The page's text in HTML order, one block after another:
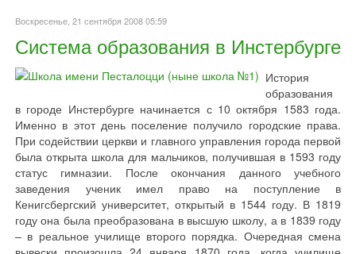
Воскресенье, 21 сентября 2008 05:59
Система образования в Инстербурге
История
образования
в городе Инстербурге начинается с 10 октября 1583 года.
Именно в этот день поселение получило городские права.
При содействии церкви и главного управления города первой
была открыта школа для мальчиков, получившая в 1593 году
статус гимназии. После окончания данного учебного
заведения ученик имел право на поступление в
Кенигсбергский университет, открытый в 1544 году. В 1819
году она была преобразована в высшую школу, а в 1839 году
– в реальное училище второго порядка. Очередная смена